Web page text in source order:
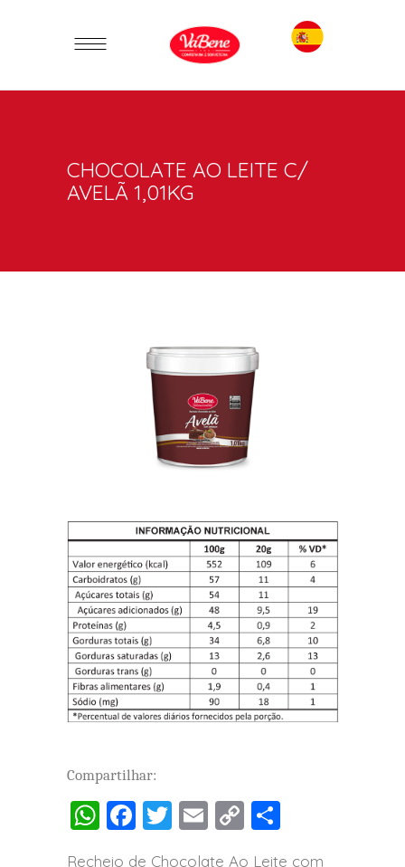
CHOCOLATE AO LEITE C/
AVELÃ 1,01KG
Compartilhar:
WhatsApp
Facebook
Twitter
Email
Copy
Recheio de Chocolate Ao Leite com